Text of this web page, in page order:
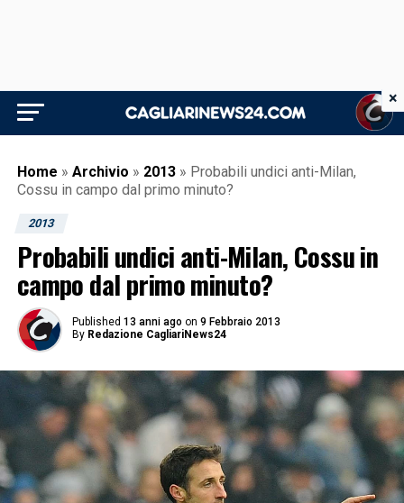
Home » Archivio » 2013 » Probabili undici anti-Milan,
Cossu in campo dal primo minuto?
2013
Probabili undici anti-Milan, Cossu in
campo dal primo minuto?
Published 13 anni ago on 9 Febbraio 2013
By Redazione CagliariNews24
×